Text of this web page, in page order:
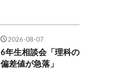
2026-08-07
6年生相談会「理科の
偏差値が急落」